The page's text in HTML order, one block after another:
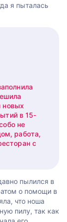
я пыталась
новых
в 15-
не
работа,
с
пылился в
о помощи в
что ноша
пилу, так как